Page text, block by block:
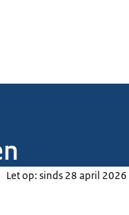
Let op: sinds 28 april